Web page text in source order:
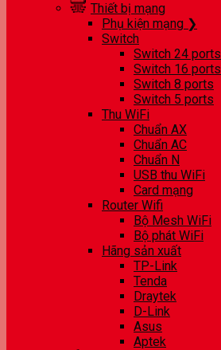
Thiết bị mạng
Phụ kiện mạng ❯
Switch
Switch 24 ports
Switch 16 ports
Switch 8 ports
Switch 5 ports
Thu WiFi
Chuẩn AX
Chuẩn AC
Chuẩn N
USB thu WiFi
Card mạng
Router Wifi
Bộ Mesh WiFi
Bộ phát WiFi
Hãng sản xuất
TP-Link
Tenda
Draytek
D-Link
Asus
Aptek